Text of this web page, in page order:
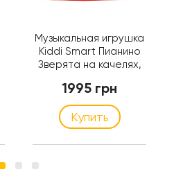
Музыкальная игрушка
Kiddi Smart Пианино
Зверята на качелях,
1995 грн
Купить